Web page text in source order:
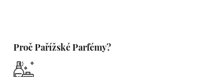
Proč Pařížské Parfémy?